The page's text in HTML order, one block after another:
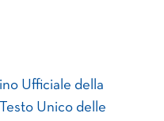
Ufficiale della
Unico delle